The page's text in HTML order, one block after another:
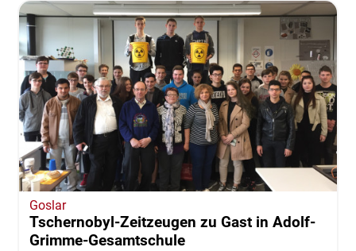
Goslar
Tschernobyl-Zeitzeugen zu Gast in Adolf-
Grimme-Gesamtschule